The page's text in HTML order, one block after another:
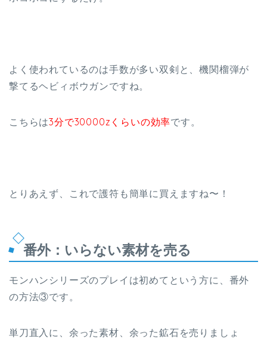
よく使われているのは手数が多い双剣と、機関榴弾が
撃てるヘビィボウガンですね。
こちらは3分で30000zくらいの効率です。
とりあえず、これで護符も簡単に買えますね〜！
番外：いらない素材を売る
モンハンシリーズのプレイは初めてという方に、番外
の方法③です。
単刀直入に、余った素材、余った鉱石を売りましょ